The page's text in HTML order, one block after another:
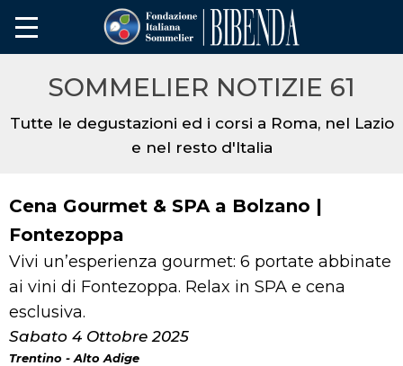
SOMMELIER NOTIZIE 61
Tutte le degustazioni ed i corsi a Roma, nel Lazio
e nel resto d'Italia
Cena Gourmet & SPA a Bolzano |
Fontezoppa
Vivi un’esperienza gourmet: 6 portate abbinate
ai vini di Fontezoppa. Relax in SPA e cena
esclusiva.
Sabato 4 Ottobre 2025
Trentino - Alto Adige